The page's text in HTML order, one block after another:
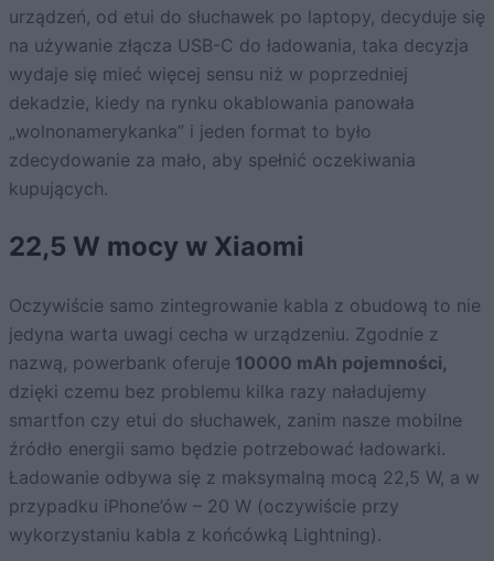
urządzeń, od etui do słuchawek po laptopy, decyduje się
na używanie złącza USB-C do ładowania, taka decyzja
wydaje się mieć więcej sensu niż w poprzedniej
dekadzie, kiedy na rynku okablowania panowała
„wolnonamerykanka” i jeden format to było
zdecydowanie za mało, aby spełnić oczekiwania
kupujących.
22,5 W mocy w Xiaomi
Oczywiście samo zintegrowanie kabla z obudową to nie
jedyna warta uwagi cecha w urządzeniu. Zgodnie z
nazwą, powerbank oferuje 10000 mAh pojemności,
dzięki czemu bez problemu kilka razy naładujemy
smartfon czy etui do słuchawek, zanim nasze mobilne
źródło energii samo będzie potrzebować ładowarki.
Ładowanie odbywa się z maksymalną mocą 22,5 W, a w
przypadku iPhone’ów – 20 W (oczywiście przy
wykorzystaniu kabla z końcówką Lightning).